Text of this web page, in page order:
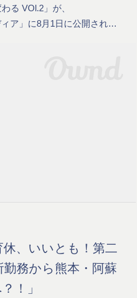
る VOl.2」が、
ア」に8月1日に公開され…
務から熊本・阿蘇
！」